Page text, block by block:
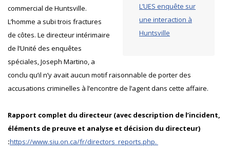
L’UES enquête sur
une interaction à
Huntsville
commercial de Huntsville.
L’homme a subi trois fractures
de côtes. Le directeur intérimaire
de l’Unité des enquêtes
spéciales, Joseph Martino, a
conclu qu’il n’y avait aucun motif raisonnable de porter des
accusations criminelles à l’encontre de l’agent dans cette affaire.
Rapport complet du directeur (avec description de l’incident,
éléments de preuve et analyse et décision du directeur)
:https://www.siu.on.ca/fr/directors_reports.php.